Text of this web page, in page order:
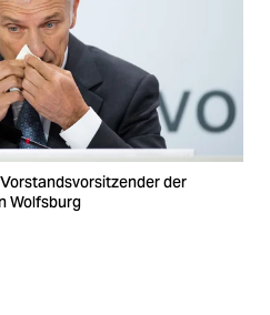
der
Wolfsburg